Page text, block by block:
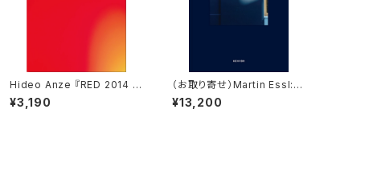
Hideo Anze 『RED 2014 3
65 (PICNIC #14)』
¥3,190
（お取り寄せ）Martin Essl: L
e bateau ivre Paris 2019–
2023
¥13,200